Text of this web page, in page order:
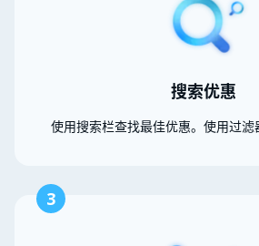
搜索优惠
使用搜索栏查找最佳优惠。使用过滤
3